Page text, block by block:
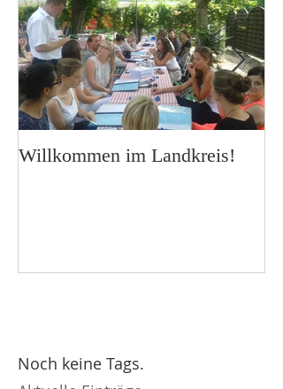
Willkommen im Landkreis!
Noch keine Tags.